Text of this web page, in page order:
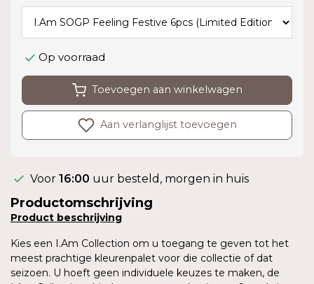
Op voorraad
Toevoegen aan winkelwagen
Aan verlanglijst toevoegen
Voor 16:00 uur besteld, morgen in huis
Productomschrijving
Product beschrijving
Kies een I.Am Collection om u toegang te geven tot het
meest prachtige kleurenpalet voor die collectie of dat
seizoen. U hoeft geen individuele keuzes te maken, de